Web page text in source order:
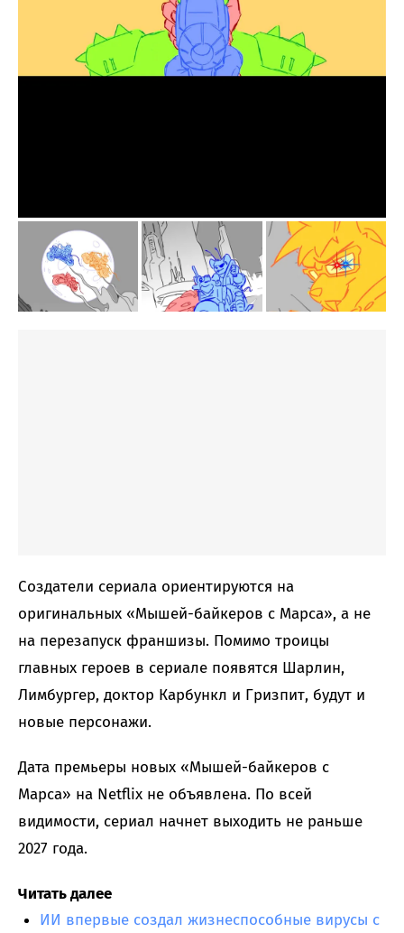
Создатели сериала ориентируются на
оригинальных «Мышей-байкеров с Марса», а не
на перезапуск франшизы. Помимо троицы
главных героев в сериале появятся Шарлин,
Лимбургер, доктор Карбункл и Гризпит, будут и
новые персонажи.
Дата премьеры новых «Мышей-байкеров с
Марса» на Netflix не объявлена. По всей
видимости, сериал начнет выходить не раньше
2027 года.
Читать далее
ИИ впервые создал жизнеспособные вирусы с